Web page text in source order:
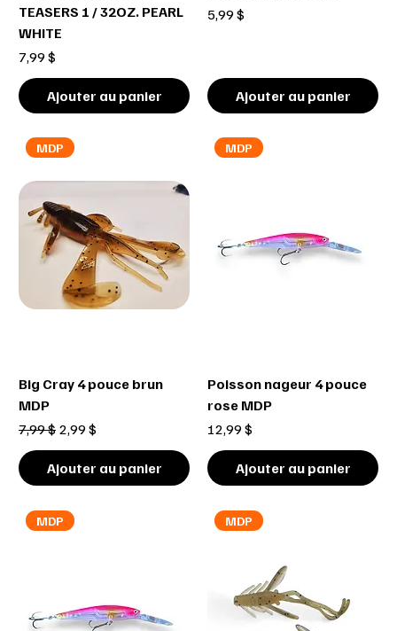
TEASERS 1 / 32OZ. PEARL
WHITE
Prix
7,99 $
Ajouter au panier
Prix
5,99 $
Ajouter au panier
MDP
Big Cray 4 pouce brun
MDP
Prix original
7,99 $ Prix promotionnel
2,99 $
Ajouter au panier
MDP
Poisson nageur 4 pouce
rose MDP
Prix
12,99 $
Ajouter au panier
MDP MDP